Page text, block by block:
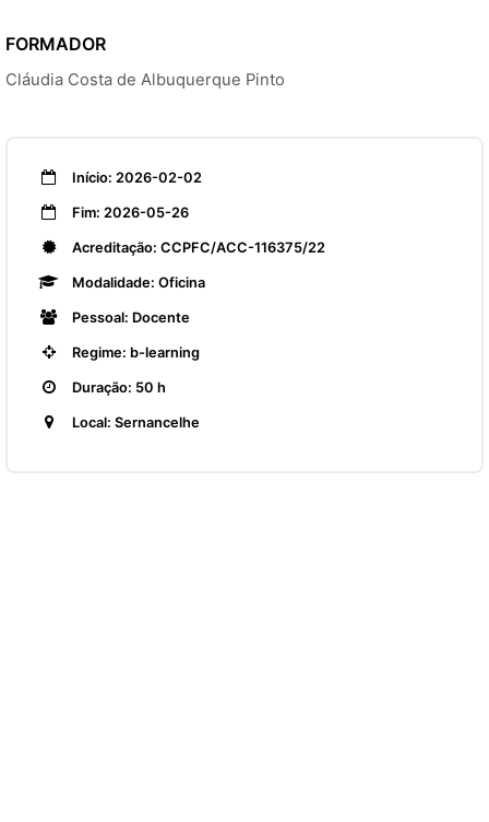
FORMADOR
Cláudia Costa de Albuquerque Pinto
Início: 2026-02-02
Fim: 2026-05-26
Acreditação: CCPFC/ACC-116375/22
Modalidade: Oficina
Pessoal: Docente
Regime: b-learning
Duração: 50 h
Local: Sernancelhe